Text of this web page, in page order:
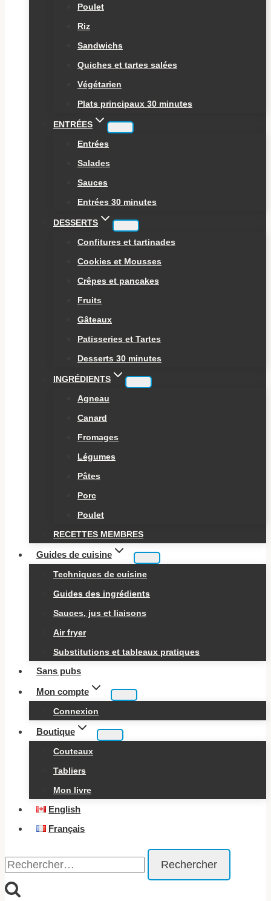
Poulet
Riz
Sandwichs
Quiches et tartes salées
Végétarien
Plats principaux 30 minutes
ENTRÉES
Entrées
Salades
Sauces
Entrées 30 minutes
DESSERTS
Confitures et tartinades
Cookies et Mousses
Crêpes et pancakes
Fruits
Gâteaux
Patisseries et Tartes
Desserts 30 minutes
INGRÉDIENTS
Agneau
Canard
Fromages
Légumes
Pâtes
Porc
Poulet
RECETTES MEMBRES
Guides de cuisine
Techniques de cuisine
Guides des ingrédients
Sauces, jus et liaisons
Air fryer
Substitutions et tableaux pratiques
Sans pubs
Mon compte
Connexion
Boutique
Couteaux
Tabliers
Mon livre
English
Français
Rechercher :